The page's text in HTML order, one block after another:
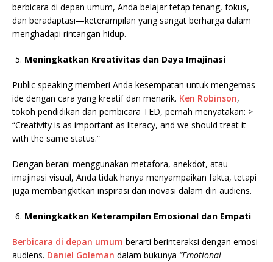
berbicara di depan umum, Anda belajar tetap tenang, fokus,
dan beradaptasi—keterampilan yang sangat berharga dalam
menghadapi rintangan hidup.
Meningkatkan Kreativitas dan Daya Imajinasi
Public speaking memberi Anda kesempatan untuk mengemas
ide dengan cara yang kreatif dan menarik. Ken Robinson,
tokoh pendidikan dan pembicara TED, pernah menyatakan: >
“Creativity is as important as literacy, and we should treat it
with the same status.”
Dengan berani menggunakan metafora, anekdot, atau
imajinasi visual, Anda tidak hanya menyampaikan fakta, tetapi
juga membangkitkan inspirasi dan inovasi dalam diri audiens.
Meningkatkan Keterampilan Emosional dan Empati
Berbicara di depan umum berarti berinteraksi dengan emosi
audiens. Daniel Goleman dalam bukunya “Emotional